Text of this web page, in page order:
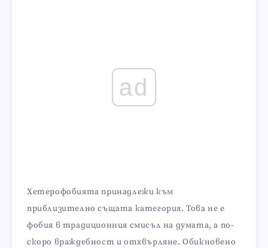
ad
Хетерофобията принадлежи към
приблизително същата категория. Това не е
фобия в традиционния смисъл на думата, а по-
скоро враждебност и отхвърляне. Обикновено